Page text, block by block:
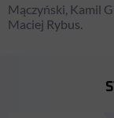
Mączyński, Kamil
Maciej Rybus.